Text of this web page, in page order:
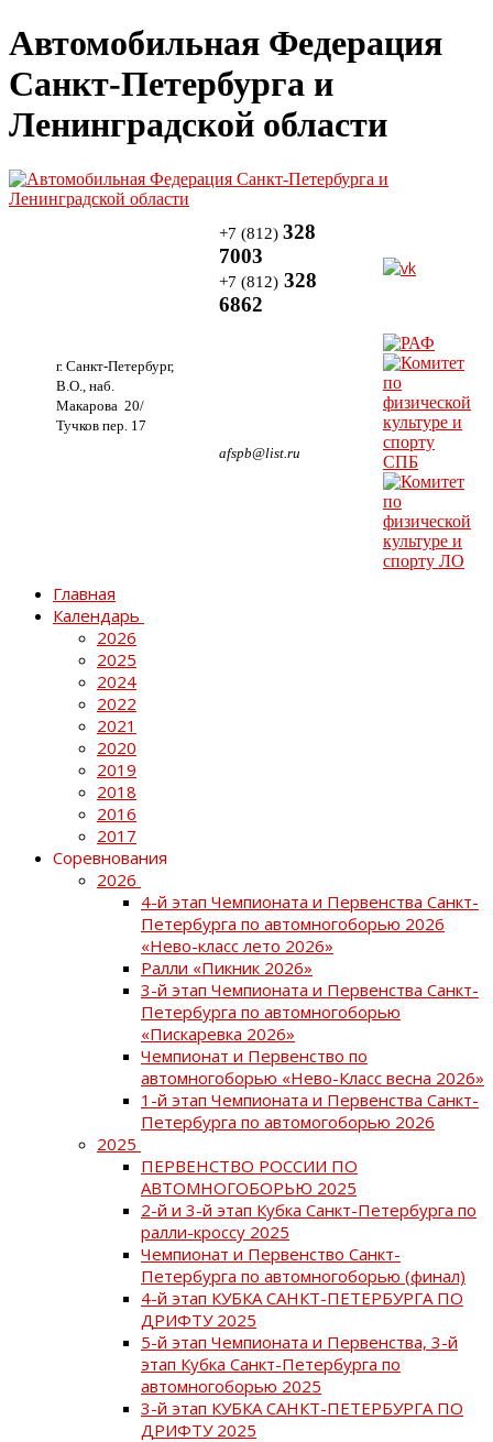
Автомобильная Федерация
Санкт-Петербурга и
Ленинградской области
г. Санкт-Петербург,
В.О., наб.
Макарова 20/
Тучков пер. 17
+7 (812) 328
7003
+7 (812) 328
6862
afspb@list.ru
Главная
Календарь
2026
2025
2024
2022
2021
2020
2019
2018
2016
2017
Соревнования
2026
4-й этап Чемпионата и Первенства Санкт-
Петербурга по автомногоборью 2026
«Нево-класс лето 2026»
Ралли «Пикник 2026»
3-й этап Чемпионата и Первенства Санкт-
Петербурга по автомногоборью
«Пискаревка 2026»
Чемпионат и Первенство по
автомногоборью «Нево-Класс весна 2026»
1-й этап Чемпионата и Первенства Санкт-
Петербурга по автомогоборью 2026
2025
ПЕРВЕНСТВО РОССИИ ПО
АВТОМНОГОБОРЬЮ 2025
2-й и 3-й этап Кубка Санкт-Петербурга по
ралли-кроссу 2025
Чемпионат и Первенство Санкт-
Петербурга по автомногоборью (финал)
4-й этап КУБКА САНКТ-ПЕТЕРБУРГА ПО
ДРИФТУ 2025
5-й этап Чемпионата и Первенства, 3-й
этап Кубка Санкт-Петербурга по
автомногоборью 2025
3-й этап КУБКА САНКТ-ПЕТЕРБУРГА ПО
ДРИФТУ 2025